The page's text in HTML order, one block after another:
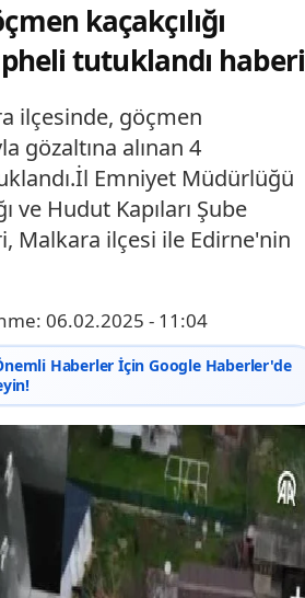
kaçakçılığı
tutuklandı haberi
ilçesinde, göçmen
gözaltına alınan 4
Emniyet Müdürlüğü
ve Hudut Kapıları Şube
Malkara ilçesi ile Edirne'nin
06.02.2025 - 11:04
Haberler İçin Google Haberler'de